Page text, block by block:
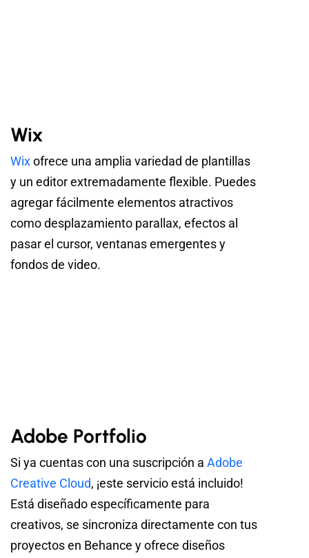
Wix
Wixofrece una amplia variedad de plantillas
y un editor extremadamente flexible. Puedes
agregar fácilmente elementos atractivos
como desplazamiento parallax, efectos al
pasar el cursor, ventanas emergentes y
fondos de video.
Adobe Portfolio
Si ya cuentas con una suscripción a Adobe
Creative Cloud, ¡este servicio está incluido!
Está diseñado específicamente para
creativos, se sincroniza directamente con tus
proyectos en Behance y ofrece diseños